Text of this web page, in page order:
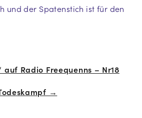
und der Spatenstich ist für den
Radio Freequenns – Nr18
→